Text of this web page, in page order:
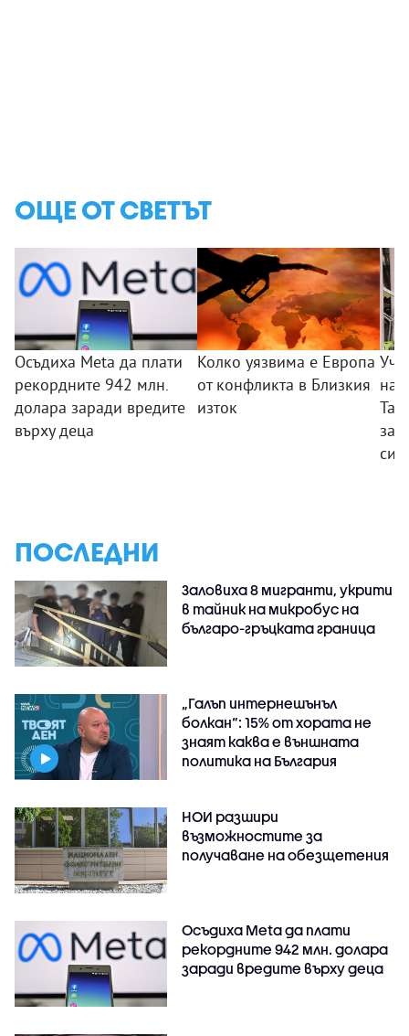
ОЩЕ ОТ СВЕТЪТ
Осъдиха Meta да плати
рекордните 942 млн.
долара заради вредите
върху деца
Колко уязвима е Европа
от конфликта в Близкия
изток
си
ПОСЛЕДНИ
Заловиха 8 мигранти, укрити
в тайник на микробус на
българо-гръцката граница
„Галъп интернешънъл
болкан“: 15% от хората не
знаят каква е външната
политика на България
НОИ разшири
възможностите за
получаване на обезщетения
Осъдиха Meta да плати
рекордните 942 млн. долара
заради вредите върху деца